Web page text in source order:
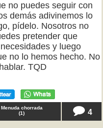
no puedes seguir con
demás adivinemos lo
pídelo. Nosotros no
pretender que
y luego
no lo hemos hecho. No
TQD
Menuda chorrada
(1) 4